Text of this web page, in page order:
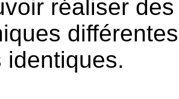
réaliser
identiques.